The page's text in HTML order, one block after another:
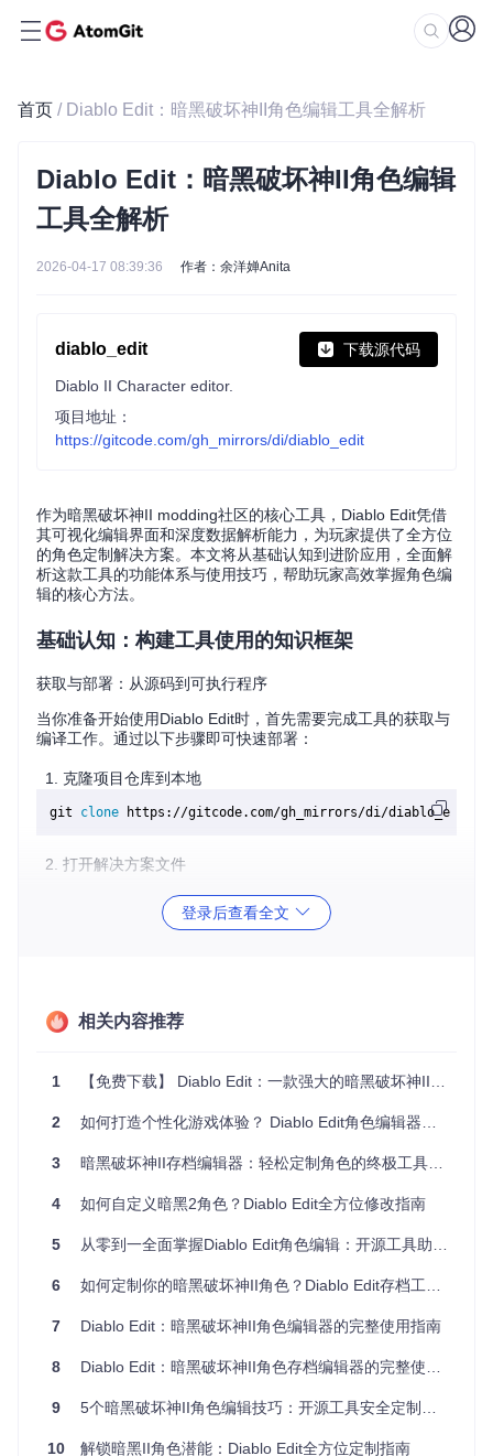
首页 / Diablo Edit：暗黑破坏神II角色编辑工具全解析
Diablo Edit：暗黑破坏神II角色编辑
工具全解析
2026-04-17 08:39:36 作者：余洋婵Anita
diablo_edit 下载源代码
Diablo II Character editor.
项目地址：
https://gitcode.com/gh_mirrors/di/diablo_edit
作为暗黑破坏神II modding社区的核心工具，Diablo Edit凭借
其可视化编辑界面和深度数据解析能力，为玩家提供了全方位
的角色定制解决方案。本文将从基础认知到进阶应用，全面解
析这款工具的功能体系与使用技巧，帮助玩家高效掌握角色编
辑的核心方法。
基础认知：构建工具使用的知识框架
获取与部署：从源码到可执行程序
当你准备开始使用Diablo Edit时，首先需要完成工具的获取与
编译工作。通过以下步骤即可快速部署：
克隆项目仓库到本地
git clone
打开解决方案文件
导航至项目根目录
暗黑II.sln解决方案
选择合适的编译配置（Debug/Release）
编译成功后在输出目录获取可执行文件
译，确保与项目的SDK版本兼容。编译前请检查项目属性
侧边导航面板：分类展示角色数据模块，包括属性、技能、
主编辑区域：显示当前选中模块的详细编辑界面
区域的功能定位和操作逻辑。
核心功能：解决角色编辑的关键需求
登录后查看全文
相关内容推荐
1 【免费下载】 Diablo Edit：一款强大的暗黑破坏神II角色编辑器
2 如何打造个性化游戏体验？ Diablo Edit角色编辑器全攻略
3 暗黑破坏神II存档编辑器：轻松定制角色的终极工具指南
4 如何自定义暗黑2角色？Diablo Edit全方位修改指南
5 从零到一全面掌握Diablo Edit角色编辑：开源工具助力暗黑破坏神II角色数据修改
6 如何定制你的暗黑破坏神II角色？Diablo Edit存档工具全功能指南
7 Diablo Edit：暗黑破坏神II角色编辑器的完整使用指南
8 Diablo Edit：暗黑破坏神II角色存档编辑器的完整使用指南
9 5个暗黑破坏神II角色编辑技巧：开源工具安全定制指南
10 解锁暗黑II角色潜能：Diablo Edit全方位定制指南